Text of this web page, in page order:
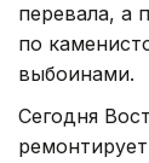
перевала, а
по
выбоинами.
Сегодня